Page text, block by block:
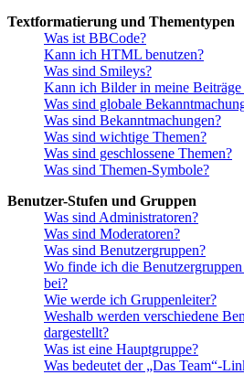
Textformatierung und Thementypen
Was ist BBCode?
Kann ich HTML benutzen?
Was sind Smileys?
Kann ich Bilder in meine Beiträge
Was sind globale
Was sind Bekanntmachungen?
Was sind wichtige Themen?
Was sind geschlossene Themen?
Was sind Themen-Symbole?
Benutzer-Stufen und Gruppen
Was sind Administratoren?
Was sind Moderatoren?
Was sind Benutzergruppen?
Wo finde ich die
bei?
Wie werde ich Gruppenleiter?
Weshalb werden verschiedene
dargestellt?
Was ist eine Hauptgruppe?
Was bedeutet der „Das Team“-